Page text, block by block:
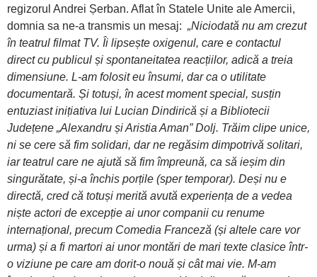
regizorul Andrei Șerban. Aflat în Statele Unite ale Amercii,
domnia sa ne-a transmis un mesaj: „Niciodată nu am crezut
în teatrul filmat TV. Îi lipsește oxigenul, care e contactul
direct cu publicul și spontaneitatea reacțiilor, adică a treia
dimensiune. L-am folosit eu însumi, dar ca o utilitate
documentară. Și totuși, în acest moment special, susțin
entuziast inițiativa lui Lucian Dindirică și a Bibliotecii
Județene „Alexandru și Aristia Aman” Dolj. Trăim clipe unice,
ni se cere să fim solidari, dar ne regăsim dimpotrivă solitari,
iar teatrul care ne ajută să fim împreună, ca să ieșim din
singurătate, și-a închis porțile (sper temporar). Deși nu e
directă, cred că totuși merită avută experiența de a vedea
niște actori de excepție ai unor companii cu renume
internațional, precum Comedia Franceză (și altele care vor
urma) și a fi martori ai unor montări de mari texte clasice într-
o viziune pe care am dorit-o nouă și cât mai vie. M-am